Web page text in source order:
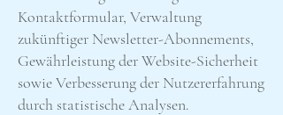
Kontaktformular, Verwaltung
zukünftiger Newsletter-Abonnements,
Gewährleistung der Website-Sicherheit
sowie Verbesserung der Nutzererfahrung
durch statistische Analysen.